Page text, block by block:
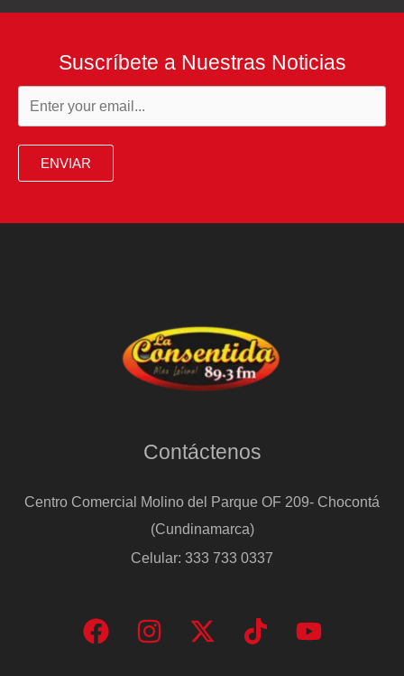
Suscríbete a Nuestras Noticias
ENVIAR
Contáctenos
Centro Comercial Molino del Parque OF 209- Chocontá
(Cundinamarca)
Celular: 333 733 0337